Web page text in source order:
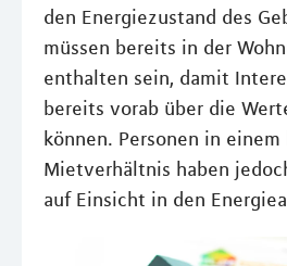
den Energiezustand des
müssen bereits in der
enthalten sein, damit
bereits vorab über die
können. Personen in
Mietverhältnis haben
auf Einsicht in den